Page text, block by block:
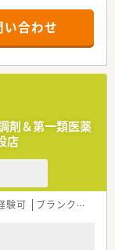
い合わせ
剤＆第一類医薬
店
験可 ブランク可